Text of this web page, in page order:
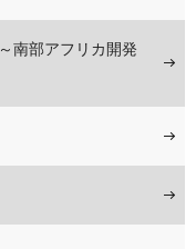
南部アフリカ開発